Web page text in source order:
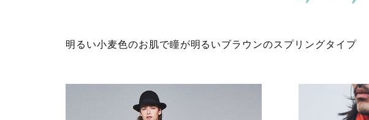
明るい小麦色のお肌で瞳が明るいブラウンのスプリングタイプ